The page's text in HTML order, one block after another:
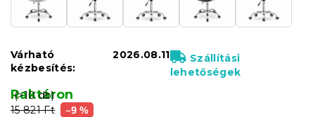
15 821 Ft –9 %
Raktáron
(>10 db)
Várható
kézbesítés:
2026.08.11
Szállítási
lehetőségek